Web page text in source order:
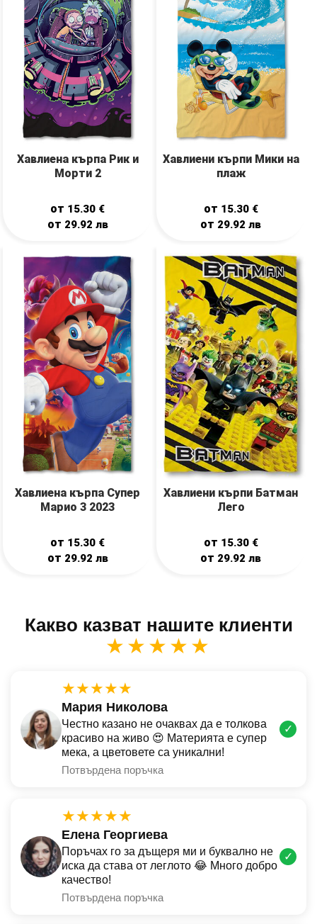
Хавлиена кърпа Рик и
Морти 2
от 15.30 €
от 29.92 лв
Хавлиени кърпи Мики на
плаж
от 15.30 €
от 29.92лв
Хавлиена кърпа Супер
Марио 3 2023
от 15.30 €
от 29.92 лв
Хавлиени кърпи Батман
Лего
от 15.30 €
от 29.92лв
Какво казват нашите клиенти
★★★★★
★★★★★
Мария Николова
Честно казано не очаквах да е толкова
красиво на живо 😍 Материята е супер
мека, а цветовете са уникални!
Потвърдена поръчка
✓
★★★★★
Елена Георгиева
Поръчах го за дъщеря ми и буквално не
иска да става от леглото 😂 Много добро
качество!
Потвърдена поръчка
✓